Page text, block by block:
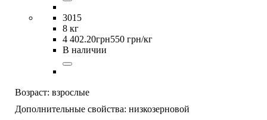
3015
8 кг
4 402.20грн550 грн/кг
В наличии
Возраст: взрослые
Дополнительные свойства: низкозерновой